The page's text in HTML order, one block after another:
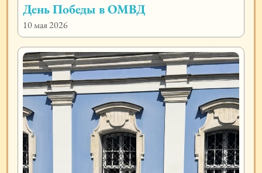
День Победы в ОМВД
10 мая 2026